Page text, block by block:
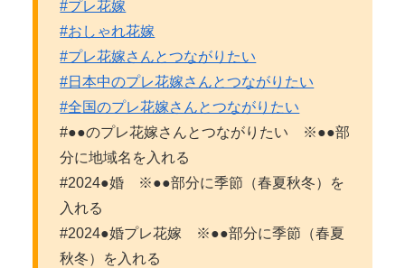
#プレ花嫁
#おしゃれ花嫁
#プレ花嫁さんとつながりたい
#日本中のプレ花嫁さんとつながりたい
#全国のプレ花嫁さんとつながりたい
#●●のプレ花嫁さんとつながりたい ※●●部
分に地域名を入れる
#2024●婚 ※●●部分に季節（春夏秋冬）を
入れる
#2024●婚プレ花嫁 ※●●部分に季節（春夏
秋冬）を入れる